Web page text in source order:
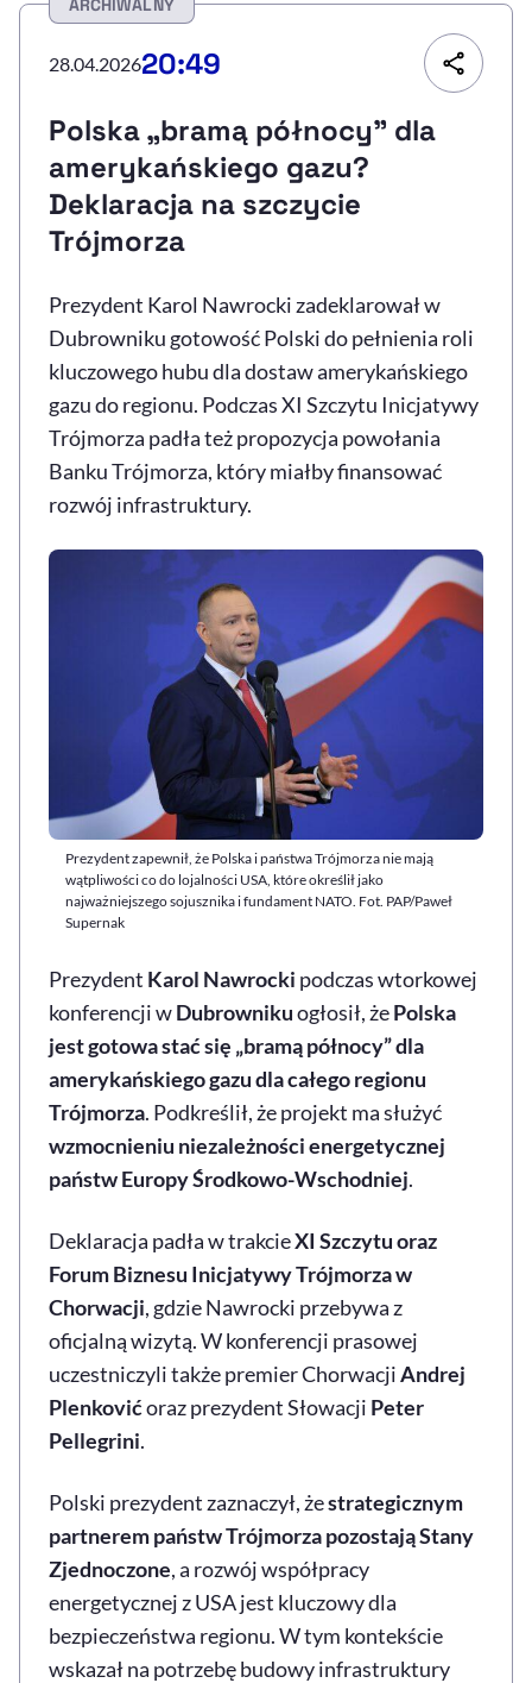
Sprawdź, jak i dlaczego zwiększamy dostępność, otwiera się w nowym
Deklaracja dostępności, otwiera się w nowym oknie
Zgłoś problem
, otwiera się w
ARCHIWALNY
28.04.202620:49
Polska „bramą północy” dla
amerykańskiego gazu?
Deklaracja na szczycie
Trójmorza
Prezydent Karol Nawrocki zadeklarował w
Dubrowniku gotowość Polski do pełnienia roli
kluczowegohubudla dostaw amerykańskiego
gazu do regionu. Podczas XI Szczytu Inicjatywy
Trójmorza padła też propozycja powołania
Banku Trójmorza, który miałby finansować
rozwój infrastruktury.
Prezydent zapewnił, że Polska i państwa Trójmorza nie mają
wątpliwości co do lojalności USA, które określił jako
najważniejszego sojusznika i fundament NATO. Fot. PAP/Paweł
Supernak
Prezydent Karol Nawrocki podczas wtorkowej
konferencji wDubrownikuogłosił, żePolska
jest gotowa stać się „bramą północy” dla
amerykańskiego gazu dla całego regionu
Trójmorza. Podkreślił, że projekt ma służyć
wzmocnieniu niezależności energetycznej
państw Europy Środkowo-Wschodniej.
Deklaracja padła w trakcieXI Szczytu oraz
Forum Biznesu Inicjatywy Trójmorza w
Chorwacji, gdzie Nawrocki przebywa z
oficjalną wizytą. W konferencji prasowej
uczestniczyli także premier ChorwacjiAndrej
Plenkovićoraz prezydent Słowacji Peter
Pellegrini.
Polski prezydent zaznaczył, żestrategicznym
partnerem państw Trójmorza pozostają Stany
Zjednoczone, a rozwój współpracy
energetycznej z USA jest kluczowy dla
bezpieczeństwa regionu. W tym kontekście
wskazał na potrzebę budowy infrastruktury